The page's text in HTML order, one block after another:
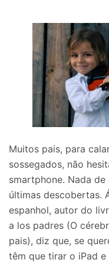
Muitos pais, para
sossegados, não
smartphone. Nada
últimas descobertas.
espanhol, autor do
a los padres (O
pais), diz que, se
têm que tirar o iPad